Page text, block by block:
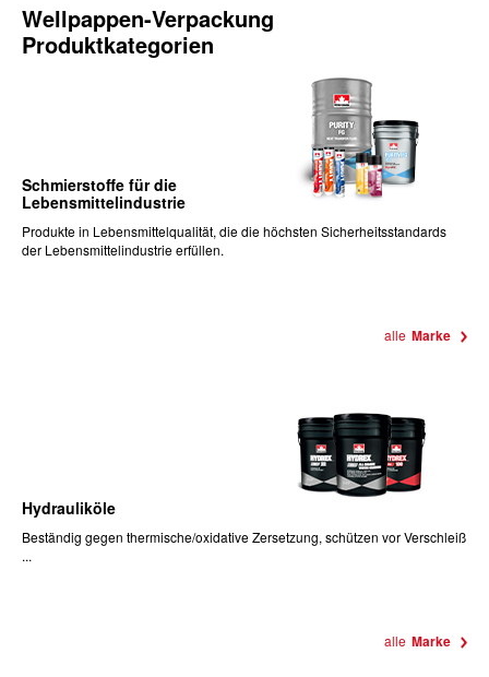
Wellpappen-Verpackung
Produktkategorien
Schmierstoffe für die
Lebensmittelindustrie
Produktein Lebensmittelqualität, die die höchsten Sicherheitsstandards
der Lebensmittelindustrie erfüllen.
alle Marke
Hydrauliköle
Beständig gegen thermische/oxidative Zersetzung, schützen vor Verschleiß
...
alle Marke